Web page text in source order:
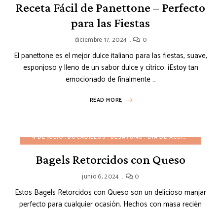
Receta Fácil de Panettone – Perfecto
para las Fiestas
diciembre 17, 2024 0
El panettone es el mejor dulce italiano para las fiestas, suave,
esponjoso y lleno de un sabor dulce y cítrico. ¡Estoy tan
emocionado de finalmente …
READ MORE
4 DE JULIO BOCADILLOS DESAYUNO DÍA DE ACCIÓN DE GRACIAS
Bagels Retorcidos con Queso
junio 6, 2024 0
Estos Bagels Retorcidos con Queso son un delicioso manjar
perfecto para cualquier ocasión. Hechos con masa recién